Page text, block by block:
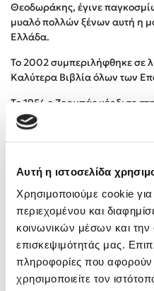
Αυτή η ιστοσελίδα
Χρησιμοποιούμε cookie
περιεχομένου και
κοινωνικών μέσων και
επισκεψιμότητάς μας.
πληροφορίες που
χρησιμοποιείτε τον
Ο Κώστας Κρομμύδας στο
Ο Κώστας Κρομμύδας και η
Χαλκιδικής
Ο Στέφανος Ξενάκης στη Χίο
Ο Κώστας Κρομμύδας & η
Ο Βαγγέλης Ηλιόπουλος & η
54o Φεστιβάλ Βιβλίου στο
Θεοδωράκης, έγινε
μυαλό πολλών ξένων αυτή η
Ελλάδα.
Το 2002 συμπεριλήφθηκε σε
Καλύτερα Βιβλία όλων των
Το 1954 ο Ζορμπάς κέρδισε
καλύτερου ξένου
Είπαν για το βιβλίο
Η έκδοση αυτή είναι ακόμα
σπουδαίου αυτού έργου, που
συνείδηση τη μεγάλη
Ανθούλα Δανιήλ, diastixo.gr